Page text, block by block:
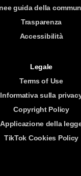
guida della
Trasparenza
Accessibilità
Legale
Terms of Use
Informativa sulla
Copyright Policy
Applicazione della
TikTok Cookies Policy